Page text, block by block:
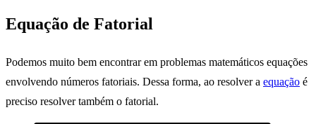
Equação de Fatorial
Podemos muito bem encontrar em problemas matemáticos equações
envolvendo números fatoriais. Dessa forma, ao resolver a equação é
preciso resolver também o fatorial.